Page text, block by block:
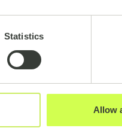
Statistics
Allow